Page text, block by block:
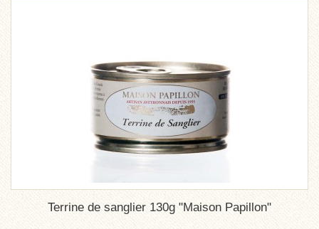
Terrine de sanglier 130g "Maison Papillon"